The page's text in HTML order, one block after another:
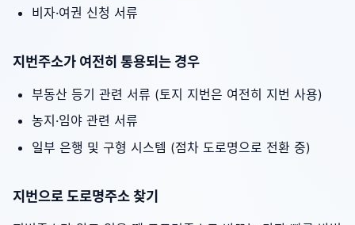
비자·여권 신청 서류
지번주소가 여전히 통용되는 경우
부동산 등기 관련 서류 (토지 지번은 여전히 지번 사용)
농지·임야 관련 서류
일부 은행 및 구형 시스템 (점차 도로명으로 전환 중)
지번으로 도로명주소 찾기